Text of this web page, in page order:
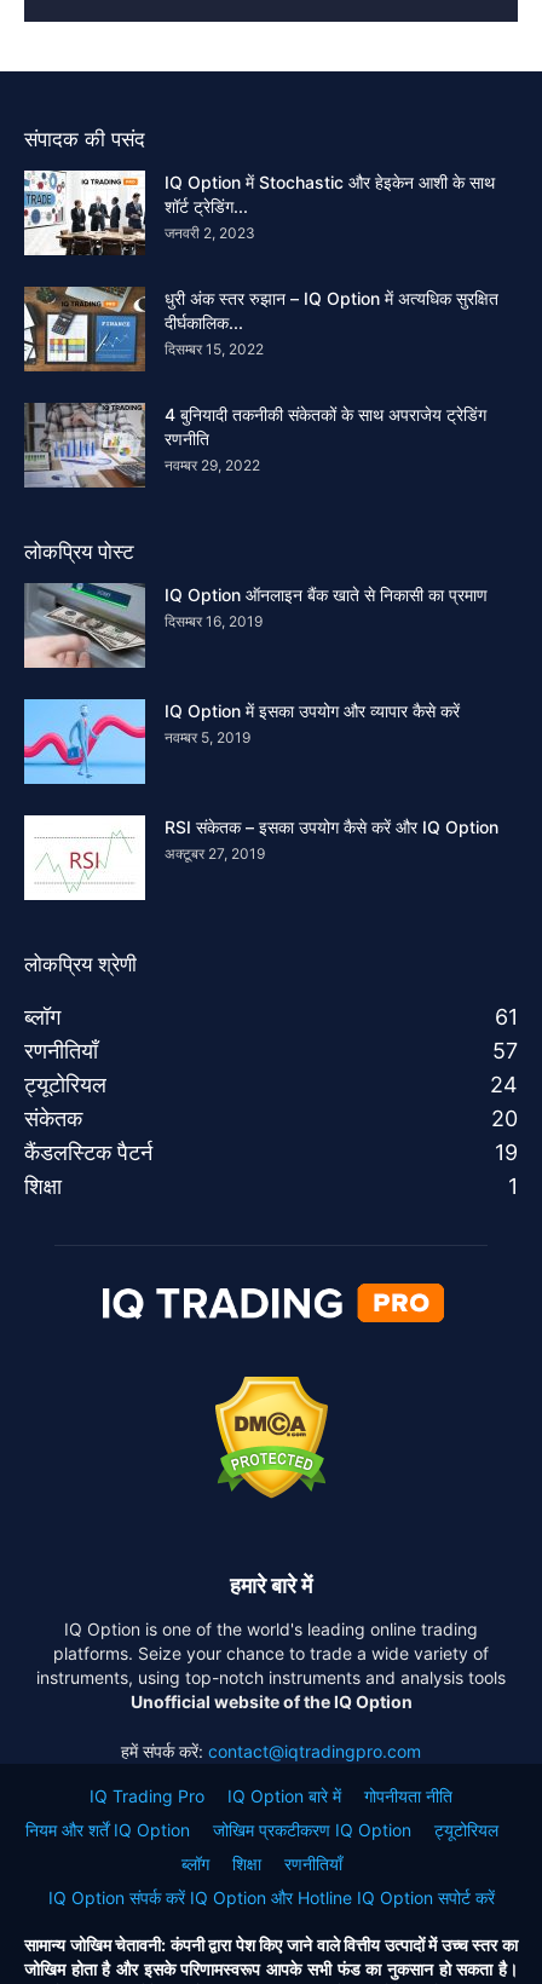
संपादक की पसंद
IQ Option में Stochastic और हेइकेन आशी के साथ
शॉर्ट ट्रेडिंग...
जनवरी 2, 2023
धुरी अंक स्तर रुझान – IQ Option में अत्यधिक सुरक्षित
दीर्घकालिक...
दिसम्बर 15, 2022
4 बुनियादी तकनीकी संकेतकों के साथ अपराजेय ट्रेडिंग
रणनीति
नवम्बर 29, 2022
लोकप्रिय पोस्ट
IQ Option ऑनलाइन बैंक खाते से निकासी का प्रमाण
दिसम्बर 16, 2019
IQ Option में इसका उपयोग और व्यापार कैसे करें
नवम्बर 5, 2019
RSI संकेतक – इसका उपयोग कैसे करें और IQ Option
अक्टूबर 27, 2019
लोकप्रिय श्रेणी
ब्लॉग
61
रणनीतियाँ
57
ट्यूटोरियल
24
संकेतक
20
कैंडलस्टिक पैटर्न
19
शिक्षा
1
हमारे बारे में
IQ Option is one of the world's leading online trading
platforms. Seize your chance to trade a wide variety of
instruments, using top-notch instruments and analysis tools
Unofficial website of the IQ Option
हमें संपर्क करें: contact@iqtradingpro.com
IQ Trading Pro IQ Option बारे में
गोपनीयता नीति
नियम और शर्तें IQ Option
जोखिम प्रकटीकरण IQ Option
ट्यूटोरियल
ब्लॉग
शिक्षा
रणनीतियाँ
IQ Option संपर्क करें IQ Option और Hotline IQ Option सपोर्ट करें
सामान्य जोखिम चेतावनी: कंपनी द्वारा पेश किए जाने वाले वित्तीय उत्पादों में उच्च स्तर का
जोखिम होता है और इसके परिणामस्वरूप आपके सभी फंड का नुकसान हो सकता है।